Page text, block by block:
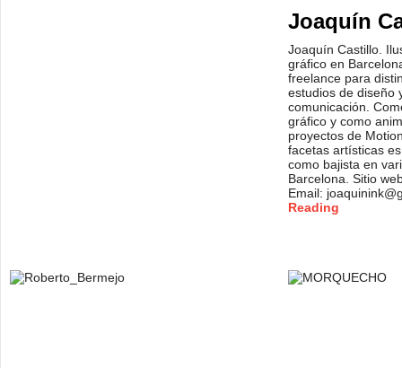
Joaquín
Joaquín Castillo.
gráfico en
freelance para
estudios de diseño
comunicación.
gráfico y como
proyectos de
facetas artísticas
como bajista en
Barcelona. Sitio
Email:
Reading